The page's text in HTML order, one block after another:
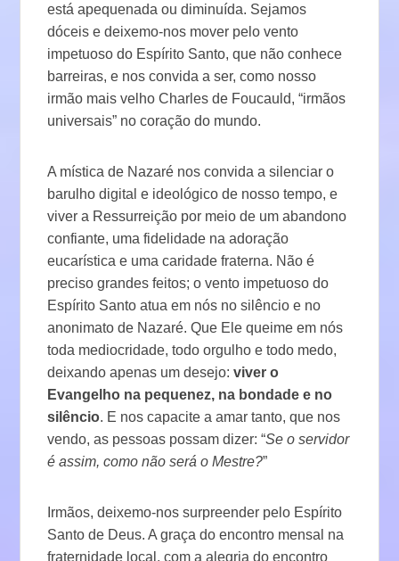
está apequenada ou diminuída. Sejamos
dóceis e deixemo-nos mover pelo vento
impetuoso do Espírito Santo, que não conhece
barreiras, e nos convida a ser, como nosso
irmão mais velho Charles de Foucauld, “irmãos
universais” no coração do mundo.
A mística de Nazaré nos convida a silenciar o
barulho digital e ideológico de nosso tempo, e
viver a Ressurreição por meio de um abandono
confiante, uma fidelidade na adoração
eucarística e uma caridade fraterna. Não é
preciso grandes feitos; o vento impetuoso do
Espírito Santo atua em nós no silêncio e no
anonimato de Nazaré. Que Ele queime em nós
toda mediocridade, todo orgulho e todo medo,
deixando apenas um desejo:viver o
Evangelho na pequenez, na bondade e no
silêncio. E nos capacite a amar tanto, que nos
vendo, as pessoas possam dizer: “Se o servidor
é assim, como não será o Mestre?”
Irmãos, deixemo-nos surpreender pelo Espírito
Santo de Deus. A graça do encontro mensal na
fraternidade local, com a alegria do encontro